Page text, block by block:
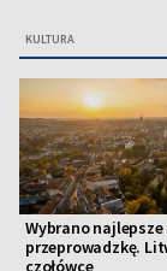
KULTURA
Wybrano
przeprowadzkę.
czołówce